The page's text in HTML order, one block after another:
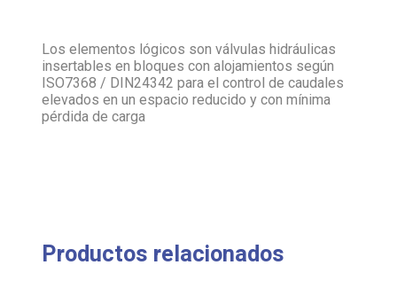
Los elementos lógicos son válvulas hidráulicas
insertables en bloques con alojamientos según
ISO7368 / DIN24342 para el control de caudales
elevados en un espacio reducido y con mínima
pérdida de carga
Productos relacionados